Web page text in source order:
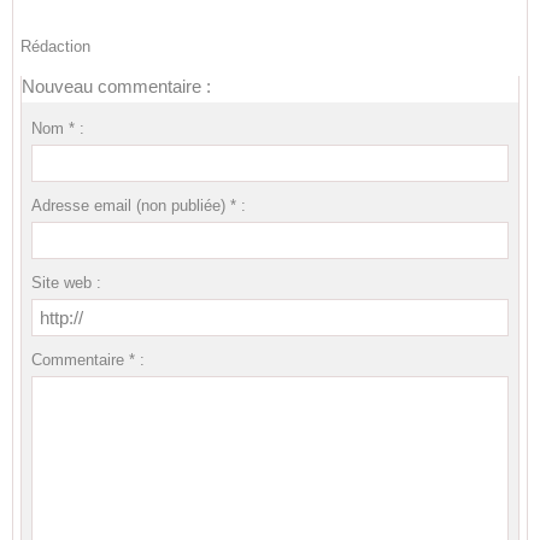
Rédaction
Nouveau commentaire :
Nom * :
Adresse email (non publiée) * :
Site web :
Commentaire * :